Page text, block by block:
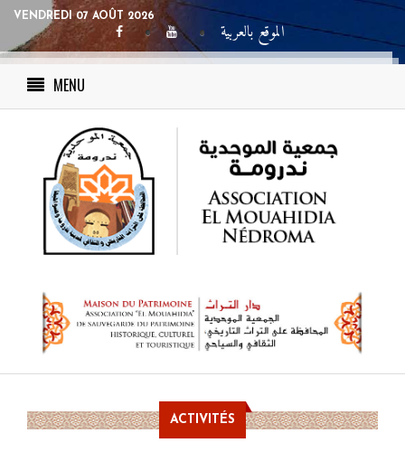
VENDREDI 07 AOÛT 2026
الموقع بالعربية
MENU
ACTIVITÉS